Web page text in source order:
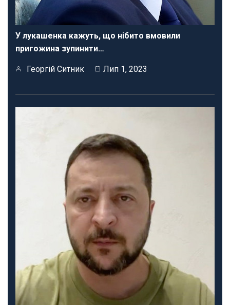
У лукашенка кажуть, що нібито вмовили
пригожина зупинити…
Георгій Ситник Лип 1, 2023